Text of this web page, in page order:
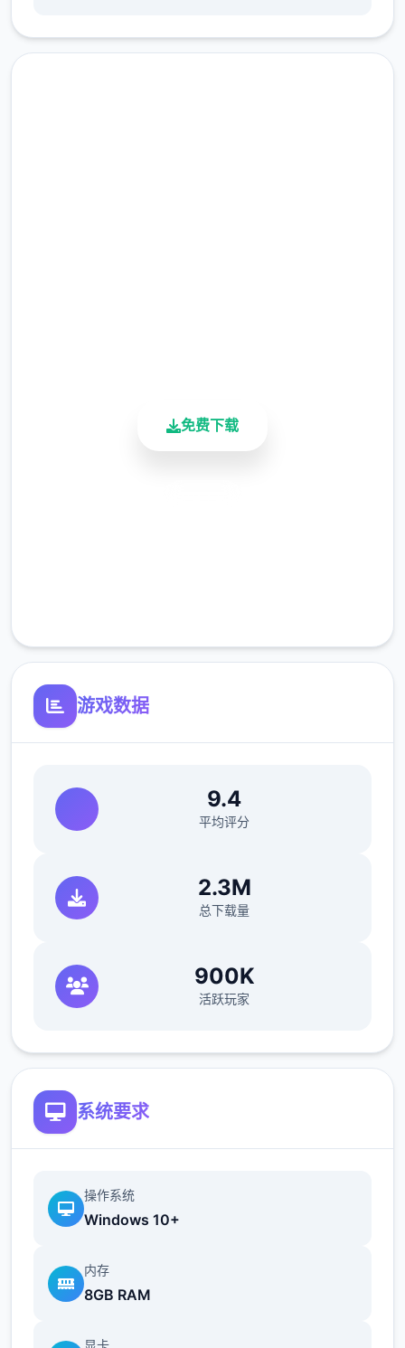
免费下载
游戏数据
9.4
平均评分
2.3M
总下载量
900K
活跃玩家
系统要求
操作系统
Windows 10+
内存
8GB RAM
显卡